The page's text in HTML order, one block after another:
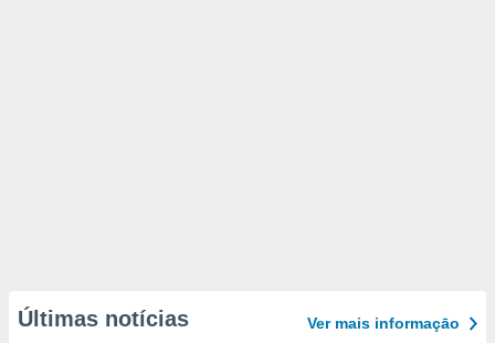
Últimas notícias Ver mais informaçāo